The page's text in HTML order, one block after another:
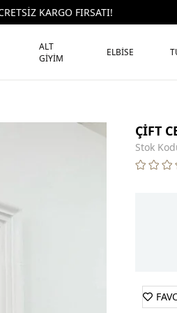
KARGO FIRSATI!
ALT
GİYİM
ELBİSE
ÇİFT
Stok